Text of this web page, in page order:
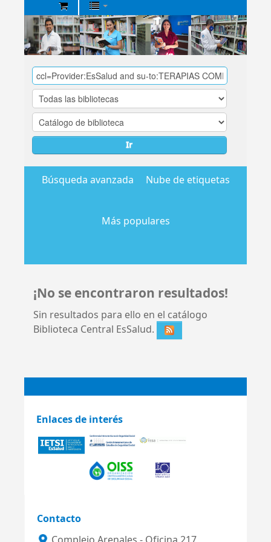
Biblioteca
Central
EsSalud
Ir
Búsqueda avanzada Nube de etiquetas
Más populares
¡No se encontraron resultados!
Sin resultados para ello en el catálogo
Biblioteca Central EsSalud.
Enlaces de interés
Contacto